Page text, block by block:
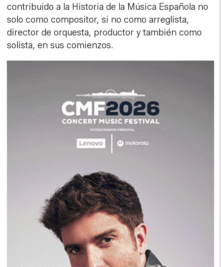
contribuido a la Historia de la Música Española no
solo como compositor, si no como arreglista,
director de orquesta, productor y también como
solista, en sus comienzos.